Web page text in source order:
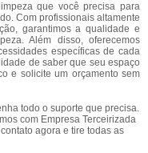
que você precisa para
Com profissionais altamente
garantimos a qualidade e
Além disso, oferecemos
específicas de cada
de saber que seu espaço
e solicite um orçamento sem
todo o suporte que precisa.
com Empresa Terceirizada
agora e tire todas as